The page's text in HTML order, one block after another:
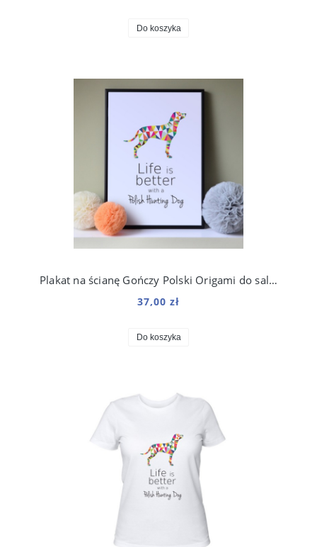
Do koszyka
Plakat na ścianę Gończy Polski Origami do salonu
37,00 zł
Do koszyka